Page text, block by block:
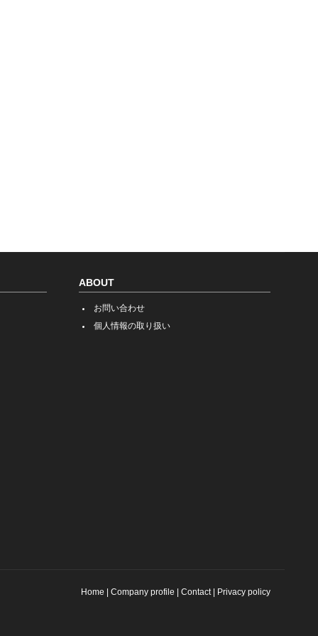
ABOUT
お問い合わせ
個人情報の取り扱い
Home Company profile Contact Privacy policy